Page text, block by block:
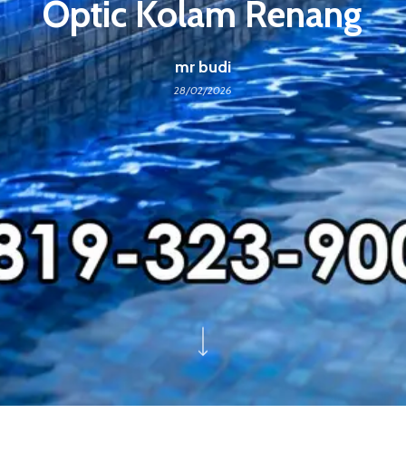
Optic Kolam Renang
mr budi
28/02/2026